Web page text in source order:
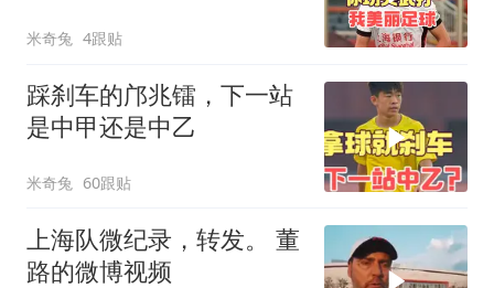
米奇兔 4跟贴
踩刹车的邝兆镭，下一站
是中甲还是中乙
米奇兔 60跟贴
上海队微纪录，转发。 董
路的微博视频